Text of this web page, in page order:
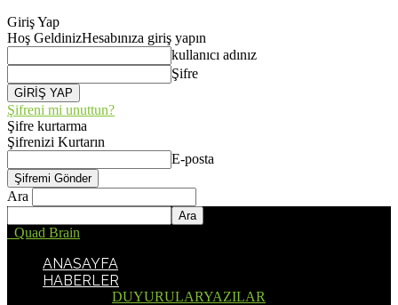
Giriş Yap
Hoş GeldinizHesabınıza giriş yapın
kullanıcı adınız
Şifre
Şifreni mi unuttun?
Şifre kurtarma
Şifrenizi Kurtarın
E-posta
Ara
Quad Brain
ANASAYFA
HABERLER
DUYURULARYAZILAR